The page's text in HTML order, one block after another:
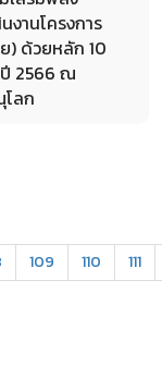
งานโครงการ
) ด้วยหลัก 10
2566 ณ
ลก
109 110 111